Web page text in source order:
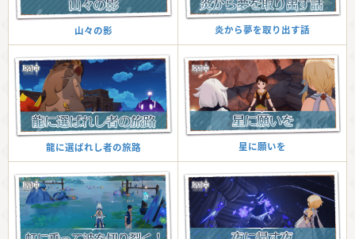
山々の影 炎から夢を取り出す話
龍に選ばれし者の旅路 星に願いを